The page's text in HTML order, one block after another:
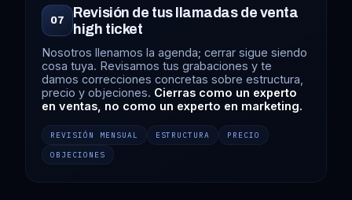
07
Revisión de tus llamadas de venta
high ticket
Nosotros llenamos la agenda; cerrar sigue siendo
cosa tuya. Revisamos tus grabaciones y te
damos correcciones concretas sobre estructura,
precio y objeciones. Cierras como un experto
en ventas, no como un experto en marketing.
REVISIÓN MENSUAL ESTRUCTURA
PRECIO
OBJECIONES